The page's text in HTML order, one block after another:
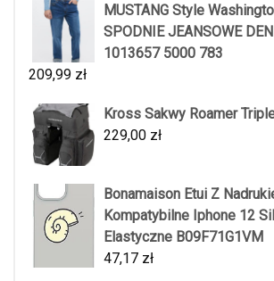
MUSTANG Style
SPODNIE JEANSOWE
1013657 5000 783
209,99 zł
Kross Sakwy Roamer
229,00 zł
Bonamaison Etui Z
Kompatybilne Iphone 12
Elastyczne B09F71G1VM
47,17 zł